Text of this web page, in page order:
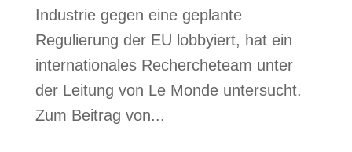
Industrie gegen eine geplante
Regulierung der EU lobbyiert, hat ein
internationales Rechercheteam unter
der Leitung von Le Monde untersucht.
Zum Beitrag von...